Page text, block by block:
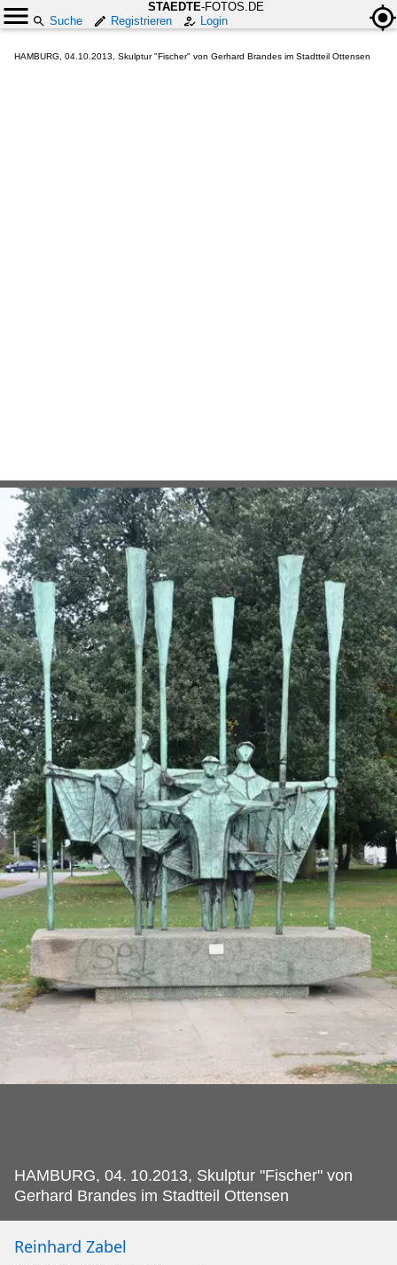
STAEDTE-FOTOS.DE
Suche
Registrieren Login
HAMBURG, 04.10.2013, Skulptur "Fischer" von Gerhard Brandes im Stadtteil Ottensen
HAMBURG, 04. 10.2013, Skulptur "Fischer" von
Gerhard Brandes im Stadtteil Ottensen
Reinhard Zabel